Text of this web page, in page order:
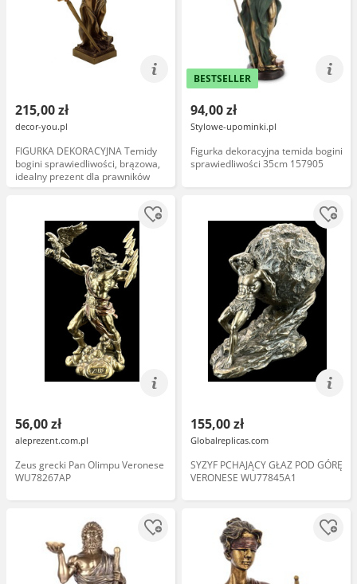
215,00 zł
decor-you.pl
FIGURKA DEKORACYJNA Temidy
bogini sprawiedliwości, brązowa,
idealny prezent dla prawników
BESTSELLER
94,00 zł
Stylowe-upominki.pl
Figurka dekoracyjna temida bogini
sprawiedliwości 35cm 157905
56,00 zł
aleprezent.com.pl
Zeus grecki Pan Olimpu Veronese
WU78267AP
155,00 zł
Globalreplicas.com
SYZYF PCHAJĄCY GŁAZ POD GÓRĘ
VERONESE WU77845A1